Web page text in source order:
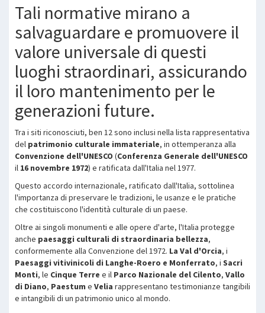
Tali normative mirano a
salvaguardare e promuovere il
valore universale di questi
luoghi straordinari, assicurando
il loro mantenimento per le
generazioni future.
Tra i siti riconosciuti, ben 12 sono inclusi nella lista rappresentativa
del patrimonio culturale immateriale, in ottemperanza alla
Convenzione dell'UNESCO (Conferenza Generale dell'UNESCO
il 16 novembre 1972) e ratificata dall'Italia nel 1977.
Questo accordo internazionale, ratificato dall'Italia, sottolinea
l'importanza di preservare le tradizioni, le usanze e le pratiche
che costituiscono l'identità culturale di un paese.
Oltre ai singoli monumenti e alle opere d'arte, l'Italia protegge
anche paesaggi culturali di straordinaria bellezza,
conformemente alla Convenzione del 1972. La Val d'Orcia, i
Paesaggi vitivinicoli di Langhe-Roero e Monferrato, i Sacri
Monti, le Cinque Terre e il Parco Nazionale del Cilento, Vallo
di Diano, Paestum e Velia rappresentano testimonianze tangibili
e intangibili di un patrimonio unico al mondo.